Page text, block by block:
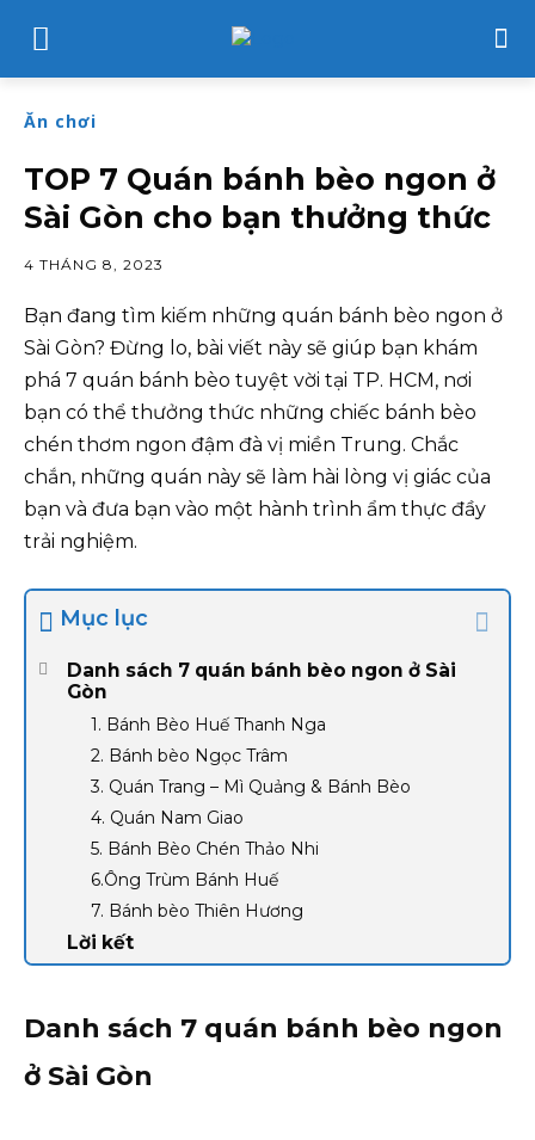
Ăn chơi
TOP 7 Quán bánh bèo ngon ở
Sài Gòn cho bạn thưởng thức
4 THÁNG 8, 2023
Bạn đang tìm kiếm những quán bánh bèo ngon ở
Sài Gòn? Đừng lo, bài viết này sẽ giúp bạn khám
phá 7 quán bánh bèo tuyệt vời tại TP. HCM, nơi
bạn có thể thưởng thức những chiếc bánh bèo
chén thơm ngon đậm đà vị miền Trung. Chắc
chắn, những quán này sẽ làm hài lòng vị giác của
bạn và đưa bạn vào một hành trình ẩm thực đầy
trải nghiệm.
Mục lục
Danh sách 7 quán bánh bèo ngon ở Sài
Gòn
1. Bánh Bèo Huế Thanh Nga
2. Bánh bèo Ngọc Trâm
3. Quán Trang – Mì Quảng & Bánh Bèo
4. Quán Nam Giao
5. Bánh Bèo Chén Thảo Nhi
6.Ông Trùm Bánh Huế
7. Bánh bèo Thiên Hương
Lời kết
Danh sách 7 quán bánh bèo ngon
ở Sài Gòn